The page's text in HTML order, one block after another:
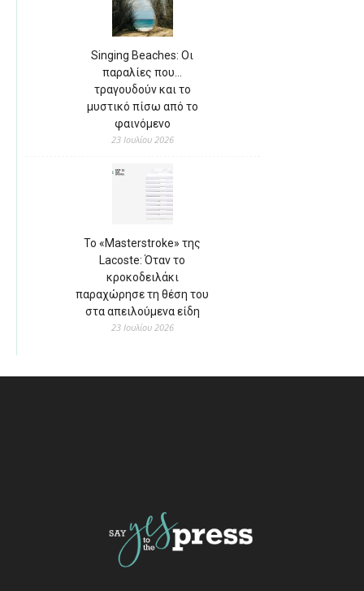
Singing Beaches: Οι
παραλίες που…
τραγουδούν και το
μυστικό πίσω από το
φαινόμενο
23 Ιουλίου 2026
Το «Masterstroke» της
Lacoste: Όταν το
κροκοδειλάκι
παραχώρησε τη θέση του
στα απειλούμενα είδη
23 Ιουλίου 2026